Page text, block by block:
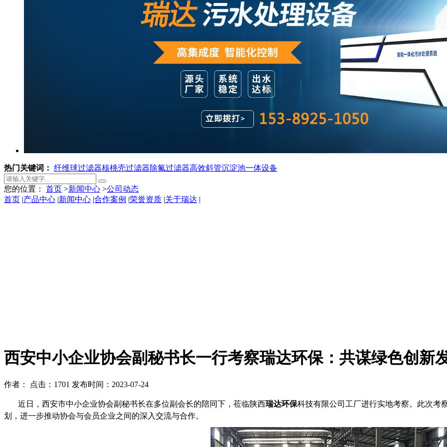
热门关键词： 纤维球过滤器核桃壳过滤器除氟过滤器高效斜管沉淀池一体设备
您的位置： 首页 >新闻中心 >公司动态
西安中小企业协会副秘书长一行考察瑞达环保：共谋绿色创新
作者： 点击：1701 发布时间：2023-07-24
近日，西安市中小企业协会副秘书长在多位副会长的陪同下，莅临陕西瑞达环保科技有限公司工厂进行实地考察。此次考
划，进一步推动协会与会员企业之间的深入交流与合作。
首页 |产品中心 |新闻中心 |合作案例 |荣誉资质 |关于瑞达 |